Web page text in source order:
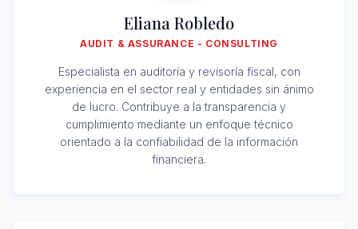
Eliana Robledo
AUDIT & ASSURANCE - CONSULTING
Especialista en auditoría y revisoría fiscal, con
experiencia en el sector real y entidades sin ánimo
de lucro. Contribuye a la transparencia y
cumplimiento mediante un enfoque técnico
orientado a la confiabilidad de la información
financiera.